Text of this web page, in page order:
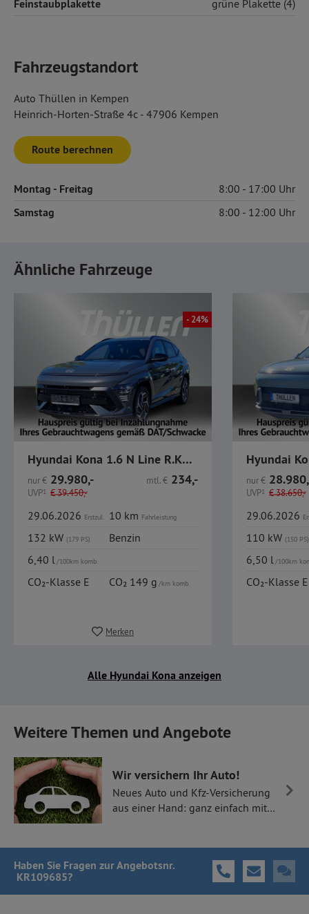
Feinstaubplakette grüne Plakette (4)
Fahrzeugstandort
Auto Thüllen in Kempen
Heinrich-Horten-Straße 4c - 47906 Kempen
Route berechnen
Montag - Freitag 8:00 17:00
Samstag 8:00 12:00
Ähnliche Fahrzeuge
- 24%
Hyundai Kona 1.6 N Line R.Kamera Car Play Elekt. Heckklap.
nur€ 29.980,-
UVP1 €39.450,-
mtl.€ 234,-
29.06.2026 Erstzul. 10 km Fahrleistung
132 kW (179 PS)
Benzin
6,40 l/100km komb.
CO₂-Klasse E CO₂ 149 g/km komb.
Merken
nur€
UVP1 €38.650,-
29.06.2026
110 kW (150 PS)
6,50 l/100km
CO₂-Klasse E
Alle Hyundai Kona anzeigen
Weitere Themen und Angebote
Wir versichern Ihr Auto!
Neues Auto und Kfz-Versicherung
aus einer Hand: ganz einfach mit
Haben Sie Fragen zur Angebotsnr.
KR109685?